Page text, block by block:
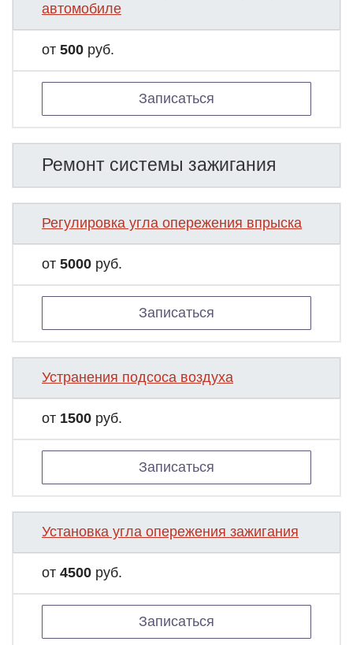
автомобиле
от 500 руб.
Записаться
Ремонт системы зажигания
Регулировка угла опережения впрыска
от 5000 руб.
Записаться
Устранения подсоса воздуха
от 1500 руб.
Записаться
Установка угла опережения зажигания
от 4500 руб.
Записаться